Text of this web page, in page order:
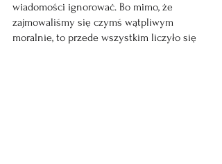
wiadomości ignorować. Bo mimo, że
zajmowaliśmy się czymś wątpliwym
moralnie, to przede wszystkim liczyło się